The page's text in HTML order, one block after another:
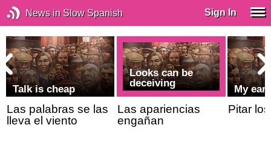
News in Slow Spanish Sign In
Talk is cheap
Las palabras se las
lleva el viento
Looks can be
deceiving
Las apariencias
engañan
My
Pitar